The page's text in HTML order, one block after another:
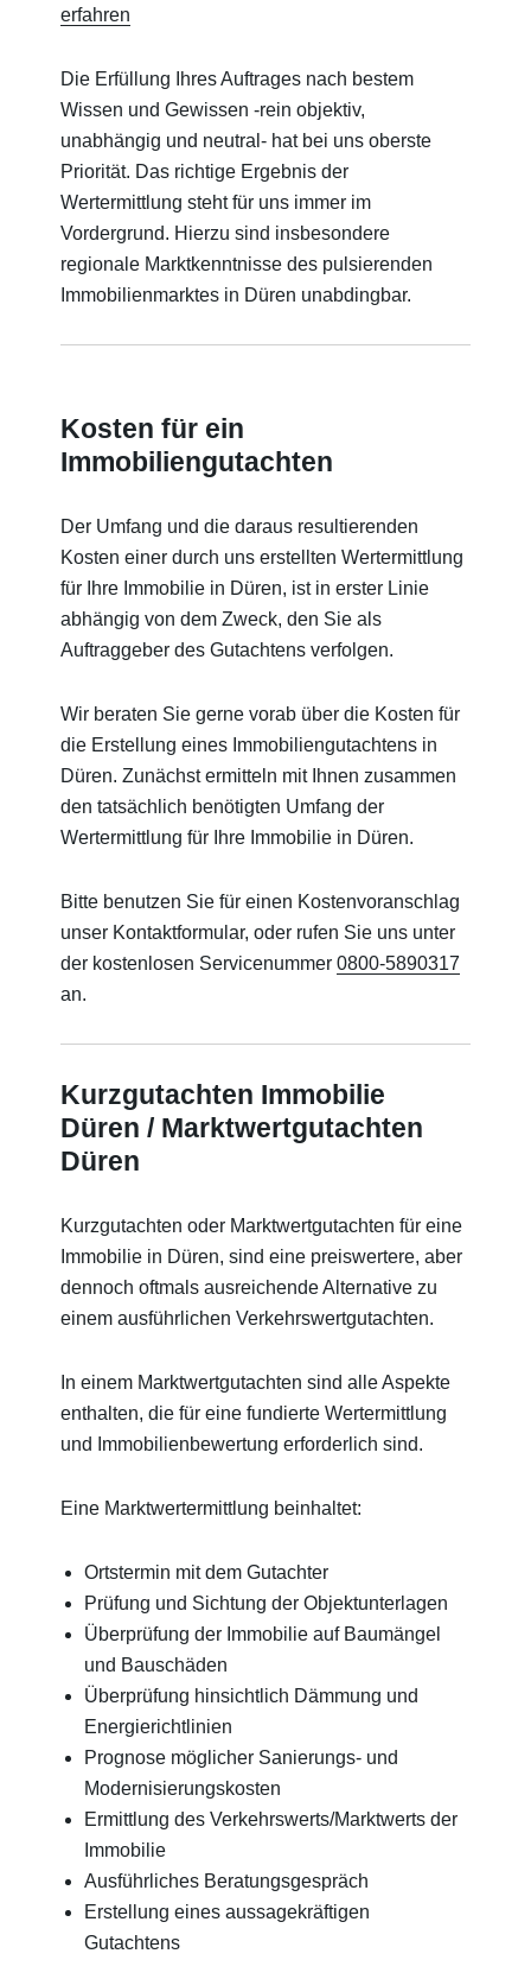
erfahren
Die Erfüllung Ihres Auftrages nach bestem
Wissen und Gewissen -rein objektiv,
unabhängig und neutral- hat bei uns oberste
Priorität. Das richtige Ergebnis der
Wertermittlung steht für uns immer im
Vordergrund. Hierzu sind insbesondere
regionale Marktkenntnisse des pulsierenden
Immobilienmarktes in Düren unabdingbar.
Kosten für ein
Immobiliengutachten
Der Umfang und die daraus resultierenden
Kosten einer durch uns erstellten Wertermittlung
für Ihre Immobilie in Düren, ist in erster Linie
abhängig von dem Zweck, den Sie als
Auftraggeber des Gutachtens verfolgen.
Wir beraten Sie gerne vorab über die Kosten für
die Erstellung eines Immobiliengutachtens in
Düren. Zunächst ermitteln mit Ihnen zusammen
den tatsächlich benötigten Umfang der
Wertermittlung für Ihre Immobilie in Düren.
Bitte benutzen Sie für einen Kostenvoranschlag
unser Kontaktformular, oder rufen Sie uns unter
der kostenlosen Servicenummer0800-5890317
an.
Kurzgutachten Immobilie
Düren / Marktwertgutachten
Düren
Kurzgutachten oder Marktwertgutachten für eine
Immobilie in Düren, sind eine preiswertere, aber
dennoch oftmals ausreichende Alternative zu
einem ausführlichen Verkehrswertgutachten.
In einem Marktwertgutachten sind alle Aspekte
enthalten, die für eine fundierte Wertermittlung
und Immobilienbewertung erforderlich sind.
Eine Marktwertermittlung beinhaltet:
Ortstermin mit dem Gutachter
Prüfung und Sichtung der Objektunterlagen
Überprüfung der Immobilie auf Baumängel
und Bauschäden
Überprüfung hinsichtlich Dämmung und
Energierichtlinien
Prognose möglicher Sanierungs- und
Modernisierungskosten
Ermittlung des Verkehrswerts/Marktwerts der
Immobilie
Ausführliches Beratungsgespräch
Erstellung eines aussagekräftigen
Gutachtens